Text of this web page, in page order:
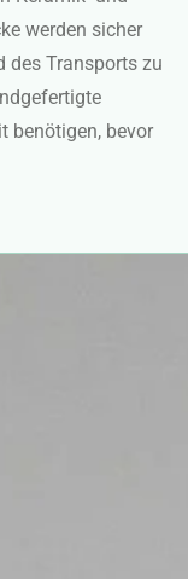
werden sicher
des Transports zu
benötigen, bevor